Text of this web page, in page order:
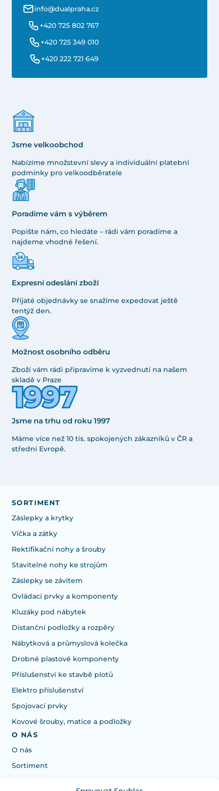
info@dualpraha.cz
+420 725 802 767
+420 725 349 010
+420 222 721 649
Jsme velkoobchod
Nabízíme množstevní slevy a individuální platební
podmínky pro velkoodběratele
Poradíme vám s výběrem
Popište nám, co hledáte – rádi vám poradíme a
najdeme vhodné řešení.
Expresní odeslání zboží
Přijaté objednávky se snažíme expedovat ještě
tentýž den.
Možnost osobního odběru
Zboží vám rádi připravíme k vyzvednutí na našem
skladě v Praze
Jsme na trhu od roku 1997
Máme více než 10 tis. spokojených zákazníků v ČR a
střední Evropě.
SORTIMENT
Záslepky a krytky
Víčka a zátky
Rektifikační nohy a šrouby
Stavitelné nohy ke strojům
Záslepky se závitem
Ovládací prvky a komponenty
Kluzáky pod nábytek
Distanční podložky a rozpěry
Nábytková a průmyslová kolečka
Drobné plastové komponenty
Příslušenství ke stavbě plotů
Elektro příslušenství
Spojovací prvky
Kovové šrouby, matice a podložky
O NÁS
O nás
Sortiment